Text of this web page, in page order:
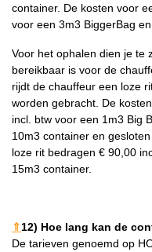
container. De kosten voor
voor een 3m3 BiggerBag
Voor het ophalen dien je te
bereikbaar is voor de
rijdt de chauffeur een loze
worden gebracht. De
incl. btw voor een 1m3 Big
10m3 container en
loze rit bedragen € 90,00
15m3 container.
⇑12) Hoe lang kan de
De tarieven genoemd op